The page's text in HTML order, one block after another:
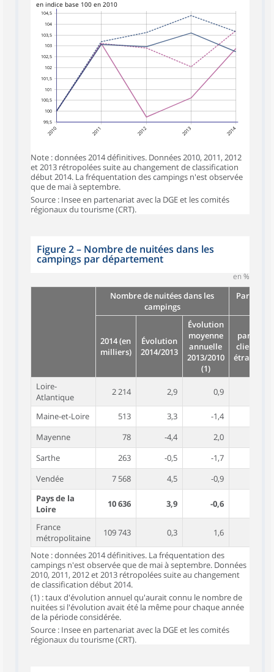
99,5
100
100,5
101
101,5
102
102,5
103
103,5
104
104,5
en indice base 100 en 2010
2010 2011 2012 2013 2014
Note : données 2014 définitives. Données 2010, 2011, 2012
et 2013 rétropolées suite au changement de classification
début 2014. La fréquentation des campings n'est observée
que de mai à septembre.
Source : Insee en partenariat avec la DGE et les comités
régionaux du tourisme (CRT).
Figure 2– Nombre de nuitées dans les
campings par département
en %
Nombre de nuitées dans les
campings
Part de
2014 (en
milliers)
Évolution
2014/2013
Évolution
moyenne
annuelle
2013/2010
(1)
par une
clientèle
étrangère
Loire-
Atlantique
2 214 2,9 0,9
Maine-et-Loire 513 3,3 -1,4
Mayenne
78 -4,4 2,0
Sarthe
263 -0,5 -1,7
Vendée
7 568 4,5 -0,9
Pays de la
Loire
10 636 3,9 -0,6
France
métropolitaine
109 743 0,3 1,6
Note : données 2014 définitives. La fréquentation des
campings n'est observée que de mai à septembre. Données
2010, 2011, 2012 et 2013 rétropolées suite au changement
de classification début 2014.
(1) : taux d'évolution annuel qu'aurait connu le nombre de
nuitées si l'évolution avait été la même pour chaque année
de la période considérée.
Source : Insee en partenariat avec la DGE et les comités
régionaux du tourisme (CRT).